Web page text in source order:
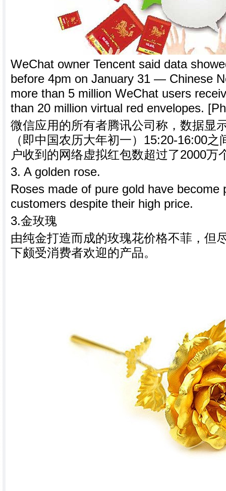
WeChat owner Tencent said data
before 4pm on January 31 — Chinese
more than 5 million WeChat users
than 20 million virtual red envelopes.
微信应用的所有者腾讯公司称，数据显
（即中国农历大年初一）15:20-16:00
户收到的网络虚拟红包数超过了2000万
3. A golden rose.
Roses made of pure gold have become
customers despite their high price.
3.金玫瑰
由纯金打造而成的玫瑰花价格不菲，但
下颇受消费者欢迎的产品。